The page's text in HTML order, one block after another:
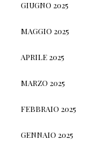
GIUGNO 2025
MAGGIO 2025
APRILE 2025
MARZO 2025
FEBBRAIO 2025
GENNAIO 2025